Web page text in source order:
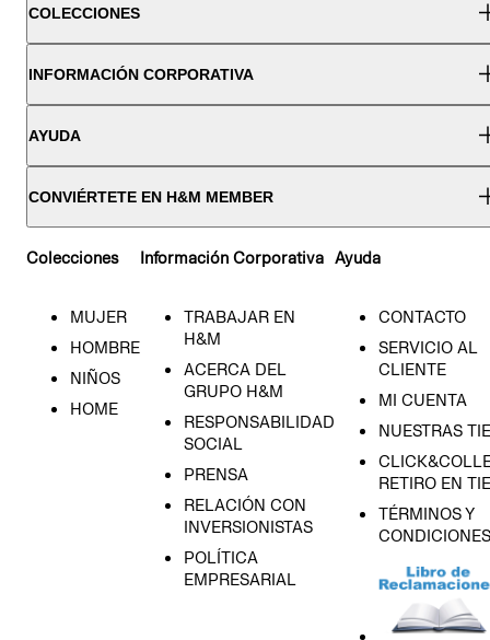
COLECCIONES
INFORMACIÓN CORPORATIVA
AYUDA
CONVIÉRTETE EN H&M MEMBER
Colecciones
MUJER
HOMBRE
NIÑOS
HOME
Información Corporativa
TRABAJAR EN
H&M
ACERCA DEL
GRUPO H&M
RESPONSABILIDAD
SOCIAL
PRENSA
RELACIÓN CON
INVERSIONISTAS
POLÍTICA
EMPRESARIAL
Ayuda
CONTACTO
SERVICIO AL
CLIENTE
MI CUENTA
NUESTRAS
RETIRO EN
TÉRMINOS Y
CONDICIONES